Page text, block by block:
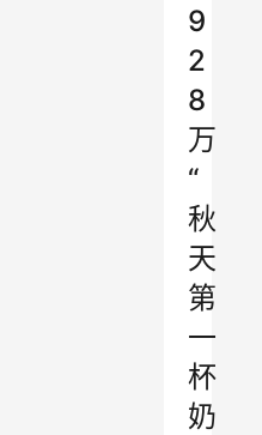
9
2
8
万
“
秋
天
第
一
杯
奶